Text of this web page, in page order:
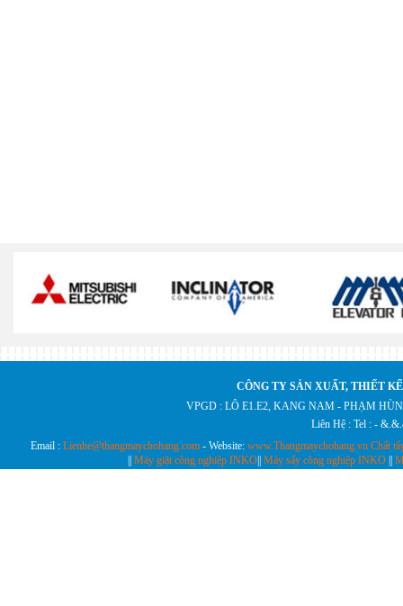
CÔNG TY SẢN XUẤT, THIẾT
VPGD : LÔ E1.E2, KANG NAM - PHẠM
Liên Hệ : Tel : -
Email : Lienhe@thangmaychohang.com - Website: www.Thangmaychohang.vn Chất
Máy giặt công nghiệp INKO Máy sấy công nghiệp INKO